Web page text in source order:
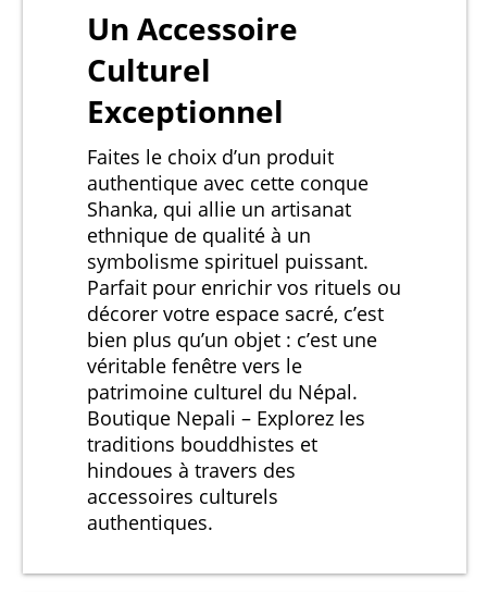
Un Accessoire
Culturel
Exceptionnel
Faites le choix d’un produit
authentique avec cette conque
Shanka, qui allie un artisanat
ethnique de qualité à un
symbolisme spirituel puissant.
Parfait pour enrichir vos rituels ou
décorer votre espace sacré, c’est
bien plus qu’un objet : c’est une
véritable fenêtre vers le
patrimoine culturel du Népal.
Boutique Nepali – Explorez les
traditions bouddhistes et
hindoues à travers des
accessoires culturels
authentiques.